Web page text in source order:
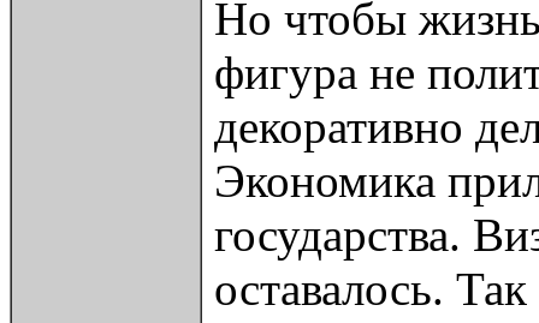
Но чтобы
фигура не
декоративно
Экономика
государства.
оставалось.